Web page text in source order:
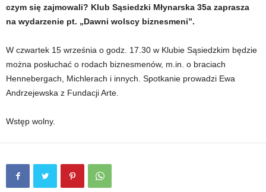
czym się zajmowali? Klub Sąsiedzki Młynarska 35a zaprasza
na wydarzenie pt. „Dawni wolscy biznesmeni”.
W czwartek 15 września o godz. 17.30 w Klubie Sąsiedzkim będzie
można posłuchać o rodach biznesmenów, m.in. o braciach
Hennebergach, Michlerach i innych. Spotkanie prowadzi Ewa
Andrzejewska z Fundacji Arte.
Wstęp wolny.